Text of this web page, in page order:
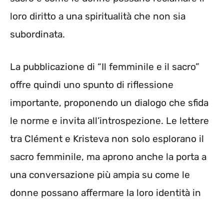
loro diritto a una spiritualità che non sia
subordinata.
La pubblicazione di “Il femminile e il sacro”
offre quindi uno spunto di riflessione
importante, proponendo un dialogo che sfida
le norme e invita all’introspezione. Le lettere
tra Clément e Kristeva non solo esplorano il
sacro femminile, ma aprono anche la porta a
una conversazione più ampia su come le
donne possano affermare la loro identità in